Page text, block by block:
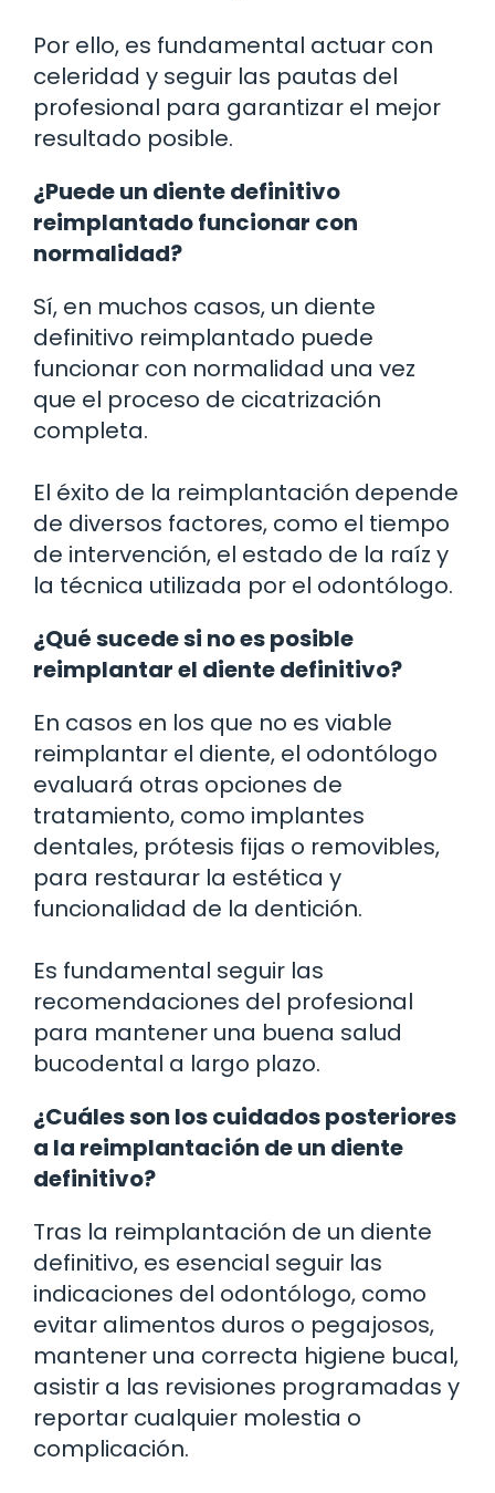
Por ello, es fundamental actuar con
celeridad y seguir las pautas del
profesional para garantizar el mejor
resultado posible.
¿Puede un diente definitivo
reimplantado funcionar con
normalidad?
Sí, en muchos casos, un diente
definitivo reimplantado puede
funcionar con normalidad una vez
que el proceso de cicatrización
completa.
El éxito de la reimplantación depende
de diversos factores, como el tiempo
de intervención, el estado de la raíz y
la técnica utilizada por el odontólogo.
¿Qué sucede si no es posible
reimplantar el diente definitivo?
En casos en los que no es viable
reimplantar el diente, el odontólogo
evaluará otras opciones de
tratamiento, como implantes
dentales, prótesis fijas o removibles,
para restaurar la estética y
funcionalidad de la dentición.
Es fundamental seguir las
recomendaciones del profesional
para mantener una buena salud
bucodental a largo plazo.
¿Cuáles son los cuidados posteriores
a la reimplantación de un diente
definitivo?
Tras la reimplantación de un diente
definitivo, es esencial seguir las
indicaciones del odontólogo, como
evitar alimentos duros o pegajosos,
mantener una correcta higiene bucal,
asistir a las revisiones programadas y
reportar cualquier molestia o
complicación.